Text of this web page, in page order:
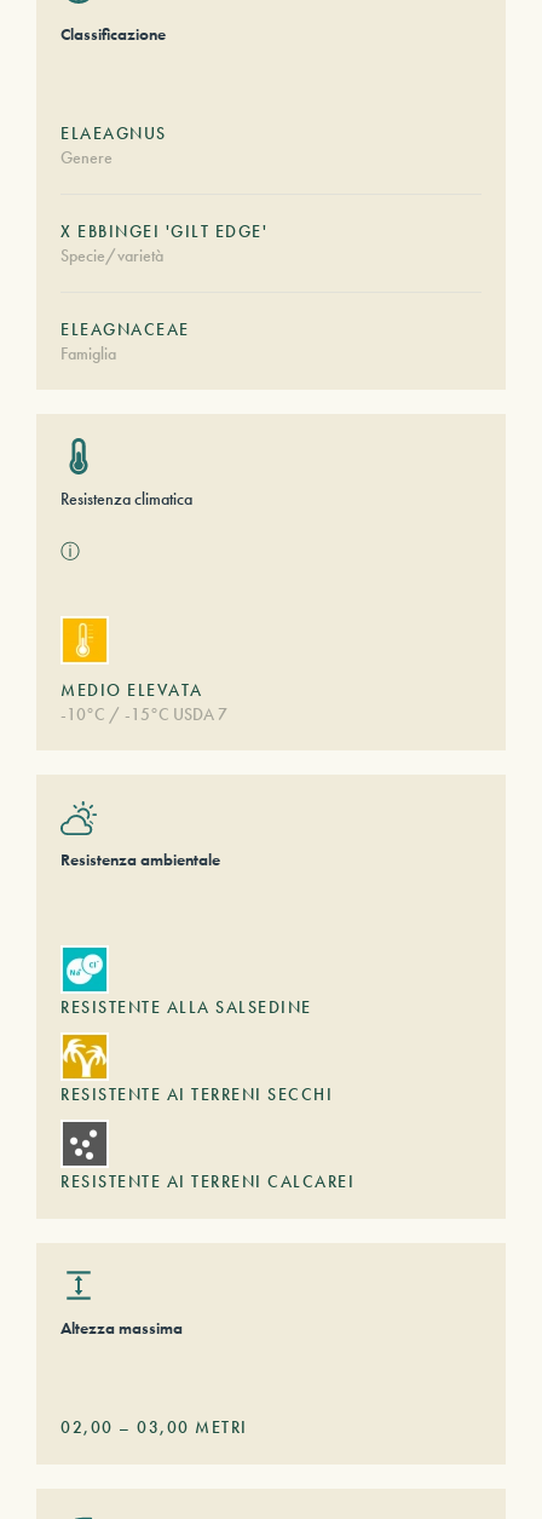
Classificazione
ELAEAGNUS
Genere
X EBBINGEI 'GILT EDGE'
Specie/varietà
ELEAGNACEAE
Famiglia
Resistenza climatica
ⓘ
MEDIO ELEVATA
-10°C / -15°C USDA 7
Resistenza ambientale
RESISTENTE ALLA SALSEDINE
RESISTENTE AI TERRENI SECCHI
RESISTENTE AI TERRENI CALCAREI
Altezza massima
02,00 – 03,00 METRI